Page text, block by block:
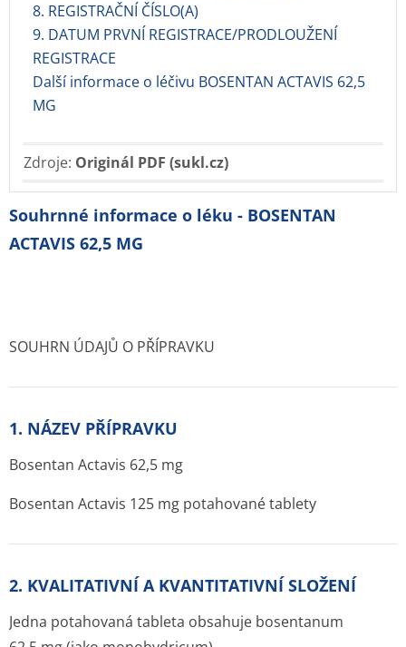
8. REGISTRAČNÍ ČÍSLO(A)
9. DATUM PRVNÍ REGISTRACE/PRODLOUŽENÍ
REGISTRACE
Další informace o léčivu BOSENTAN ACTAVIS 62,5
MG
Zdroje: Originál PDF (sukl.cz)
Souhrnné informace o léku - BOSENTAN
ACTAVIS 62,5 MG
SOUHRN ÚDAJŮ O PŘÍPRAVKU
1. NÁZEV PŘÍPRAVKU
Bosentan Actavis 62,5 mg
Bosentan Actavis 125 mg potahované tablety
2. KVALITATIVNÍ A KVANTITATIVNÍ SLOŽENÍ
Jedna potahovaná tableta obsahuje bosentanum